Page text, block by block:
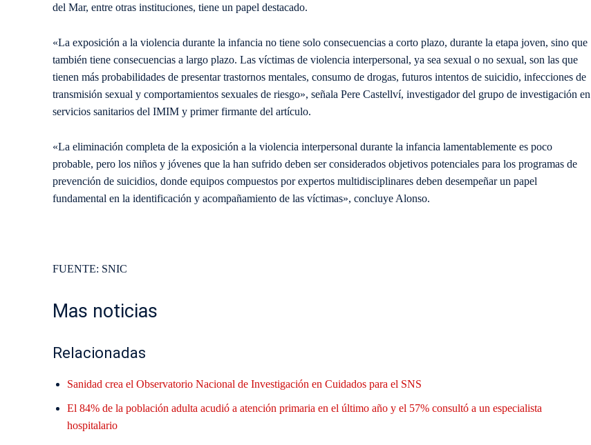
del Mar, entre otras instituciones, tiene un papel destacado.
«La exposición a la violencia durante la infancia no tiene solo consecuencias a corto plazo, durante la etapa joven, sino que
también tiene consecuencias a largo plazo. Las víctimas de violencia interpersonal, ya sea sexual o no sexual, son las que
tienen más probabilidades de presentar trastornos mentales, consumo de drogas, futuros intentos de suicidio, infecciones de
transmisión sexual y comportamientos sexuales de riesgo», señala Pere Castellví, investigador del grupo de investigación en
servicios sanitarios del IMIM y primer firmante del artículo.
«La eliminación completa de la exposición a la violencia interpersonal durante la infancia lamentablemente es poco
probable, pero los niños y jóvenes que la han sufrido deben ser considerados objetivos potenciales para los programas de
prevención de suicidios, donde equipos compuestos por expertos multidisciplinares deben desempeñar un papel
fundamental en la identificación y acompañamiento de las víctimas», concluye Alonso.
FUENTE: SNIC
Mas noticias
Relacionadas
Sanidad crea el Observatorio Nacional de Investigación en Cuidados para el SNS
El 84% de la población adulta acudió a atención primaria en el último año y el 57% consultó a un especialista
hospitalario